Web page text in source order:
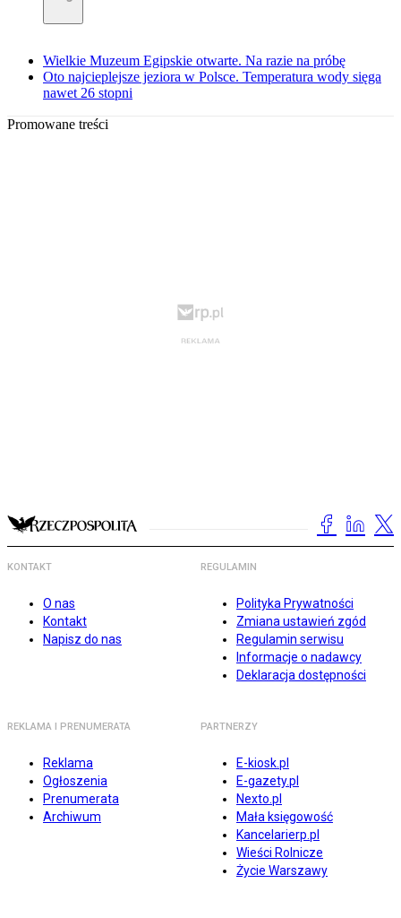
Wielkie Muzeum Egipskie otwarte. Na razie na próbę
Oto najcieplejsze jeziora w Polsce. Temperatura wody sięga
nawet 26 stopni
Promowane treści
KONTAKT
O nas
Kontakt
Napisz do nas
REGULAMIN
Polityka Prywatności
Zmiana ustawień zgód
Regulamin serwisu
Informacje o nadawcy
Deklaracja dostępności
REKLAMA I PRENUMERATA
Reklama
Ogłoszenia
Prenumerata
Archiwum
PARTNERZY
E-kiosk.pl
E-gazety.pl
Nexto.pl
Mała księgowość
Kancelarierp.pl
Wieści Rolnicze
Życie Warszawy